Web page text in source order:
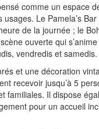
comme un espace
Le Pamela’s
de la journée ; le
ouverte qui
vendredis et samedis.
et une décoration
recevoir jusqu’à 5
familiales. Il dispose
pour un accueil